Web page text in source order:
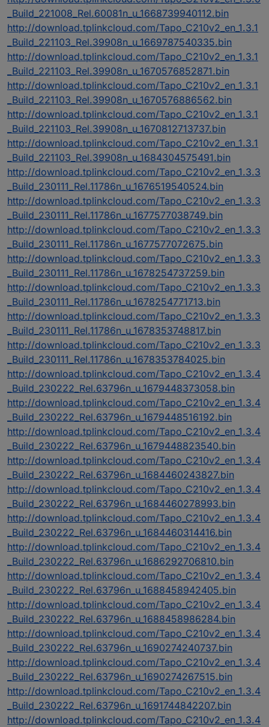
_Build_221008_Rel.60081n_u_1668739940112.bin
http://download.tplinkcloud.com/Tapo_C210v2_en_1.3.1
_Build_221103_Rel.39908n_u_1669787540335.bin
http://download.tplinkcloud.com/Tapo_C210v2_en_1.3.1
_Build_221103_Rel.39908n_u_1670576852871.bin
http://download.tplinkcloud.com/Tapo_C210v2_en_1.3.1
_Build_221103_Rel.39908n_u_1670576886562.bin
http://download.tplinkcloud.com/Tapo_C210v2_en_1.3.1
_Build_221103_Rel.39908n_u_1670812713737.bin
http://download.tplinkcloud.com/Tapo_C210v2_en_1.3.1
_Build_221103_Rel.39908n_u_1684304575491.bin
http://download.tplinkcloud.com/Tapo_C210v2_en_1.3.3
_Build_230111_Rel.11786n_u_1676519540524.bin
http://download.tplinkcloud.com/Tapo_C210v2_en_1.3.3
_Build_230111_Rel.11786n_u_1677577038749.bin
http://download.tplinkcloud.com/Tapo_C210v2_en_1.3.3
_Build_230111_Rel.11786n_u_1677577072675.bin
http://download.tplinkcloud.com/Tapo_C210v2_en_1.3.3
_Build_230111_Rel.11786n_u_1678254737259.bin
http://download.tplinkcloud.com/Tapo_C210v2_en_1.3.3
_Build_230111_Rel.11786n_u_1678254771713.bin
http://download.tplinkcloud.com/Tapo_C210v2_en_1.3.3
_Build_230111_Rel.11786n_u_1678353748817.bin
http://download.tplinkcloud.com/Tapo_C210v2_en_1.3.3
_Build_230111_Rel.11786n_u_1678353784025.bin
http://download.tplinkcloud.com/Tapo_C210v2_en_1.3.4
_Build_230222_Rel.63796n_u_1679448373058.bin
http://download.tplinkcloud.com/Tapo_C210v2_en_1.3.4
_Build_230222_Rel.63796n_u_1679448516192.bin
http://download.tplinkcloud.com/Tapo_C210v2_en_1.3.4
_Build_230222_Rel.63796n_u_1679448823540.bin
http://download.tplinkcloud.com/Tapo_C210v2_en_1.3.4
_Build_230222_Rel.63796n_u_1684460243827.bin
http://download.tplinkcloud.com/Tapo_C210v2_en_1.3.4
_Build_230222_Rel.63796n_u_1684460278993.bin
http://download.tplinkcloud.com/Tapo_C210v2_en_1.3.4
_Build_230222_Rel.63796n_u_1684460314416.bin
http://download.tplinkcloud.com/Tapo_C210v2_en_1.3.4
_Build_230222_Rel.63796n_u_1686292706810.bin
http://download.tplinkcloud.com/Tapo_C210v2_en_1.3.4
_Build_230222_Rel.63796n_u_1688458942405.bin
http://download.tplinkcloud.com/Tapo_C210v2_en_1.3.4
_Build_230222_Rel.63796n_u_1688458986284.bin
http://download.tplinkcloud.com/Tapo_C210v2_en_1.3.4
_Build_230222_Rel.63796n_u_1690274240737.bin
http://download.tplinkcloud.com/Tapo_C210v2_en_1.3.4
_Build_230222_Rel.63796n_u_1690274267515.bin
http://download.tplinkcloud.com/Tapo_C210v2_en_1.3.4
_Build_230222_Rel.63796n_u_1691744842207.bin
http://download.tplinkcloud.com/Tapo_C210v2_en_1.3.4